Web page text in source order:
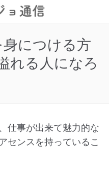
につける方
れる人になろ
仕事が出来て魅力的な
センスを持っているこ